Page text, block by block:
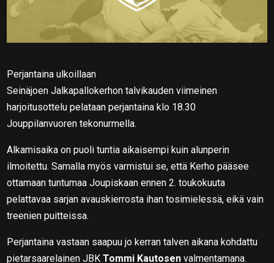
Perjantaina ulkoillaan
Seinäjoen Jalkapallokerhon talvikauden viimeinen
harjoitusottelu pelataan perjantaina klo 18.30
Jouppilanvuoren tekonurmella.
Alkamisaika on puoli tuntia aikaisempi kuin alunperin
ilmoitettu. Samalla myös varmistui se, että Kerho pääsee
ottamaan tuntumaa Joupiskaan ennen 2. toukokuuta
pelattavaa sarjan avauskierrosta ihan tosimielessä, eikä vain
treenien puitteissa.
Perjantaina vastaan saapuu jo kerran talven aikana kohdattu
pietarsaarelainen JBKTommi Kautosen valmentamana.